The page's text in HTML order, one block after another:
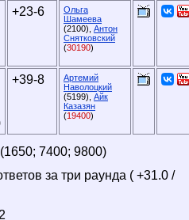
+23-6
Ольга
Шамеева
(2100), Антон
Снятковский
(30190)
+39-8
Артемий
Наволоцкий
(5199), Айк
Казазян
(19400)
(1650; 7400; 9800)
за три раунда ( +31.0 /